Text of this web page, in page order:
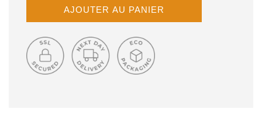
C
H
G
AJOUTER AU PANIER